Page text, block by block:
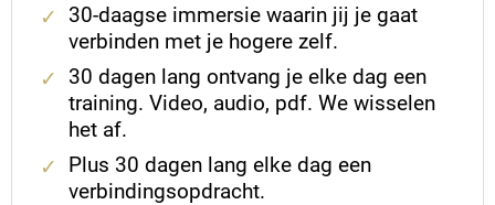
30-daagse immersie waarin jij je gaat
verbinden met je hogere zelf.
30 dagen lang ontvang je elke dag een
training. Video, audio, pdf. We wisselen
het af.
Plus 30 dagen lang elke dag een
verbindingsopdracht.